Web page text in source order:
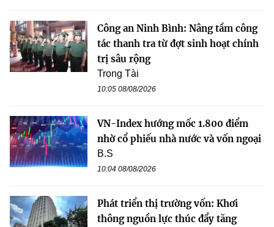
Công an Ninh Bình: Nâng tầm công
tác thanh tra từ đợt sinh hoạt chính
trị sâu rộng
Trọng Tài
10:05 08/08/2026
VN-Index hướng mốc 1.800 điểm
nhờ cổ phiếu nhà nước và vốn ngoại
B.S
10:04 08/08/2026
Phát triển thị trường vốn: Khơi
thông nguồn lực thúc đẩy tăng